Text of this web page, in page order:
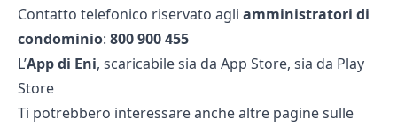
Contatto telefonico riservato agli amministratori di
condominio: 800 900 455
L’App di Eni, scaricabile sia da App Store, sia da Play
Store
Ti potrebbero interessare anche altre pagine sulle